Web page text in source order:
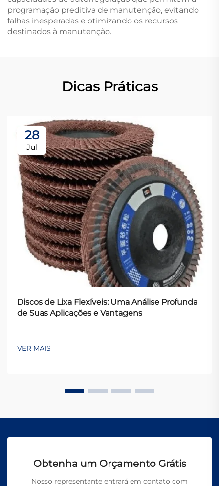
programação preditiva de manutenção, evitando
falhas inesperadas e otimizando os recursos
destinados à manutenção.
Dicas Práticas
28
Jul
Discos de Lixa Flexíveis: Uma Análise Profunda
de Suas Aplicações e Vantagens
VER MAIS
Obtenha um Orçamento Grátis
Nosso representante entrará em contato com